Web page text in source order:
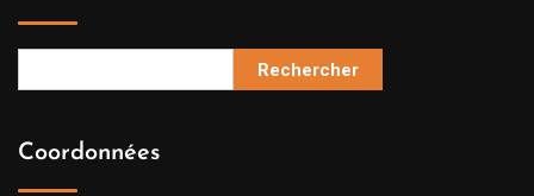
Rechercher
Coordonnées